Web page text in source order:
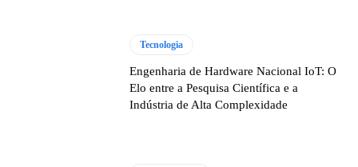
Tecnologia
Engenharia de Hardware Nacional IoT: O
Elo entre a Pesquisa Científica e a
Indústria de Alta Complexidade